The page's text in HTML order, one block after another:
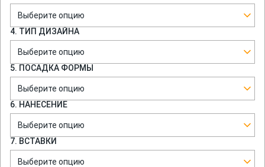
Выберите опцию
4. ТИП ДИЗАЙНА
Выберите опцию
5. ПОСАДКА ФОРМЫ
Выберите опцию
6. НАНЕСЕНИЕ
Выберите опцию
7. ВСТАВКИ
Выберите опцию